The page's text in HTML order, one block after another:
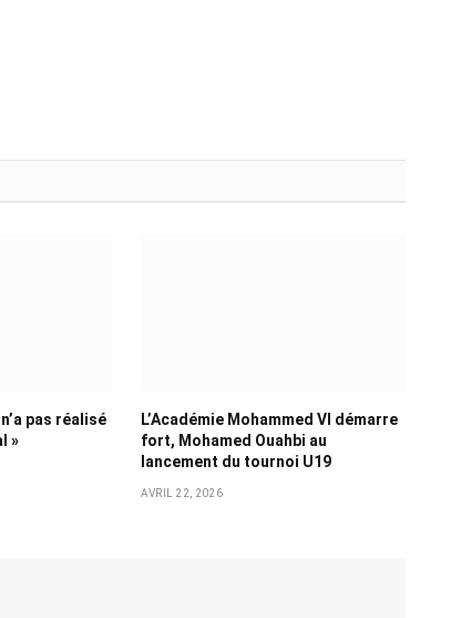
pas réalisé
»
L’Académie Mohammed VI démarre
fort, Mohamed Ouahbi au
lancement du tournoi U19
AVRIL 22, 2026